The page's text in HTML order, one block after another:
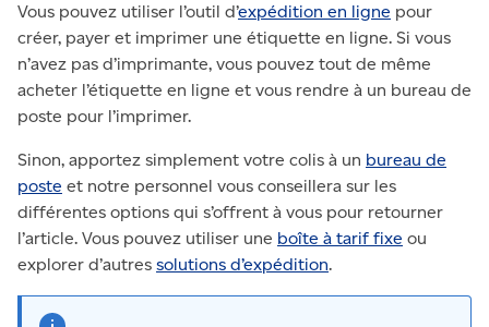
Vous pouvez utiliser l’outil d’expédition en ligne pour
créer, payer et imprimer une étiquette en ligne. Si vous
n’avez pas d’imprimante, vous pouvez tout de même
acheter l’étiquette en ligne et vous rendre à un bureau de
poste pour l’imprimer.
Sinon, apportez simplement votre colis à un bureau de
poste et notre personnel vous conseillera sur les
différentes options qui s’offrent à vous pour retourner
l’article. Vous pouvez utiliser une boîte à tarif fixe ou
explorer d’autres solutions d’expédition.